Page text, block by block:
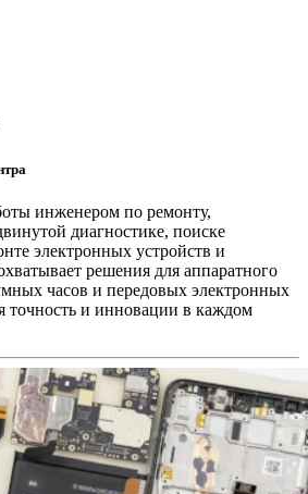
инженером по ремонту,
диагностике, поиске
электронных устройств и
решения для аппаратного
часов и передовых электронных
точность и инновации в каждом